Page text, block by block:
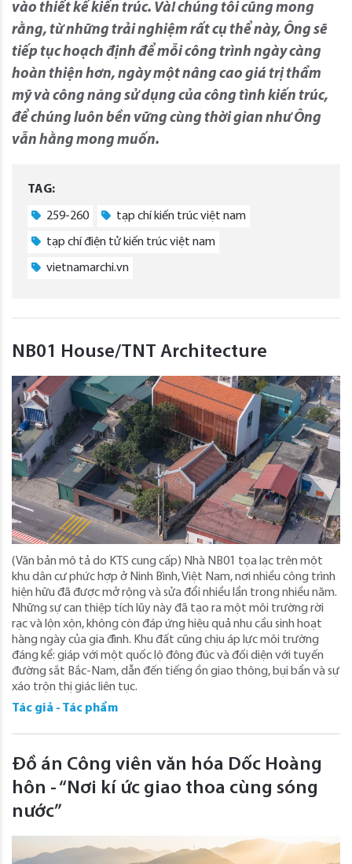
vào thiết kế kiến trúc. Và! chúng tôi cũng mong
rằng, từ những trải nghiệm rất cụ thể này, Ông sẽ
tiếp tục hoạch định để mỗi công trình ngày càng
hoàn thiện hơn, ngày một nâng cao giá trị thẩm
mỹ và công năng sử dụng của công tình kiến trúc,
để chúng luôn bền vững cùng thời gian như Ông
vẫn hằng mong muốn.
TAG:
259-260 tạp chí kiến trúc việt nam
tạp chí điện tử kiến trúc việt nam
vietnamarchi.vn
NB01 House/TNT Architecture
(Văn bản mô tả do KTS cung cấp) Nhà NB01 tọa lạc trên một
khu dân cư phức hợp ở Ninh Bình, Việt Nam, nơi nhiều công trình
hiện hữu đã được mở rộng và sửa đổi nhiều lần trong nhiều năm.
Những sự can thiệp tích lũy này đã tạo ra một môi trường rời
rạc và lộn xộn, không còn đáp ứng hiệu quả nhu cầu sinh hoạt
hàng ngày của gia đình. Khu đất cũng chịu áp lực môi trường
đáng kể: giáp với một quốc lộ đông đúc và đối diện với tuyến
đường sắt Bắc-Nam, dẫn đến tiếng ồn giao thông, bụi bẩn và sự
xáo trộn thị giác liên tục.
Tác giả - Tác phẩm
Đồ án Công viên văn hóa Dốc Hoàng
hôn - “Nơi kí ức giao thoa cùng sóng
nước”